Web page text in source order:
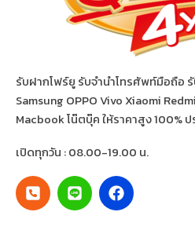
รับฝากโฟร์ยู รับจำนำโทรศัพท์มือถือ
Samsung OPPO Vivo Xiaomi
Macbook โน๊ตบุ๊ค ให้ราคาสูง 100% ป
เปิดทุกวัน : 08.00-19.00 น.